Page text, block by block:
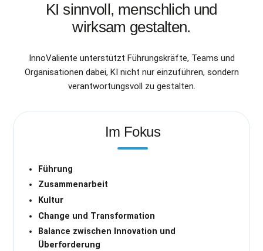
KI sinnvoll, menschlich und
wirksam gestalten.
InnoValiente unterstützt Führungskräfte, Teams und
Organisationen dabei, KI nicht nur einzuführen, sondern
verantwortungsvoll zu gestalten.
Im Fokus
Führung
Zusammenarbeit
Kultur
Change und Transformation
Balance zwischen Innovation und
Überforderung